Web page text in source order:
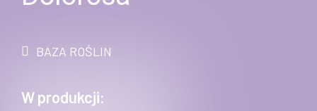
BAZA ROŚLIN
W produkcji: